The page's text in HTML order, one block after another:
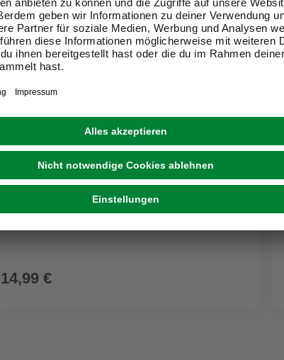
Keilrahmen, 50x70 cm
14,99 €